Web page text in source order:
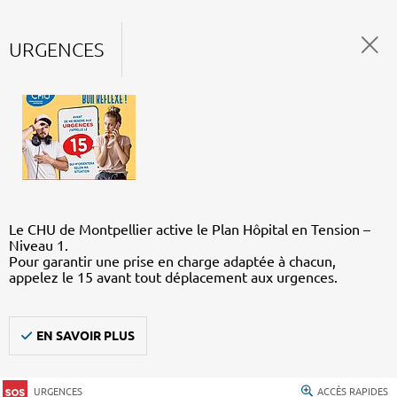
URGENCES
Le CHU de Montpellier active le Plan Hôpital en Tension –
Niveau 1.
Pour garantir une prise en charge adaptée à chacun,
appelez le 15 avant tout déplacement aux urgences.
EN SAVOIR PLUS
URGENCES ACCÈS RAPIDES